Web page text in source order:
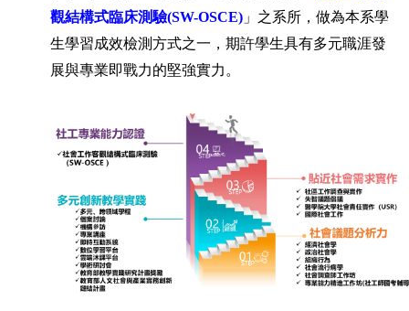
觀結構式臨床測驗(SW-OSCE) 」之系所，做為本系學
生學習成效檢測方式之一，期許學生具有多元職涯發
展與專業即戰力的堅強實力。